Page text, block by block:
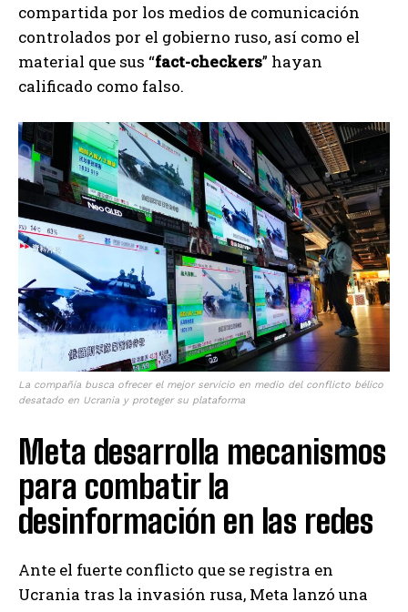
compartida por los medios de comunicación
controlados por el gobierno ruso, así como el
material que sus “fact-checkers” hayan
calificado como falso.
La compañía busca ofrecer el mejor servicio en medio del conflicto bélico
desatado en Ucrania y proteger su plataforma
Meta desarrolla mecanismos
para combatir la
desinformación en las redes
Ante el fuerte conflicto que se registra en
Ucrania tras la invasión rusa, Meta lanzó una